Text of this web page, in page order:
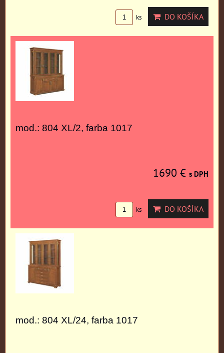
ks DO KOŠÍKA
mod.: 804 XL/2, farba 1017
1690 € s DPH
ks DO KOŠÍKA
mod.: 804 XL/24, farba 1017